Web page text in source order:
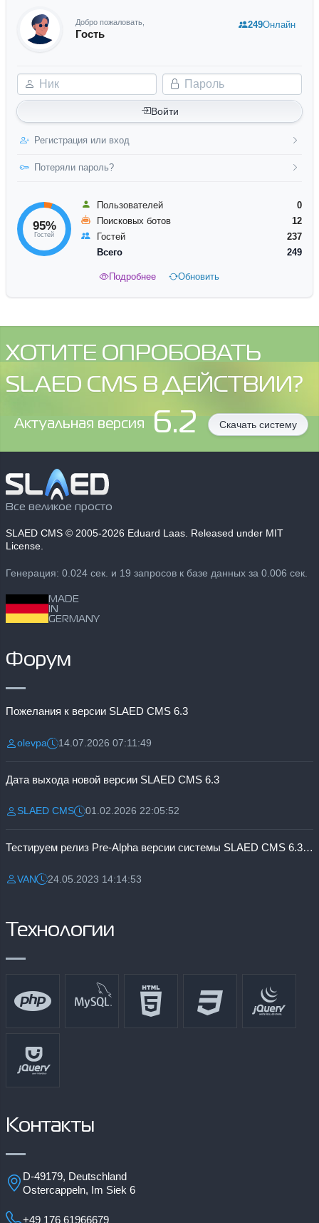
Добро пожаловать,
Гость
Ник Пароль
Войти
Регистрация или вход
Потеряли пароль?
249Онлайн
95%
Гостей
Пользователей
0
Поисковых ботов
12
Гостей
237
Всего
249
Подробнее Обновить
ХОТИТЕ ОПРОБОВАТЬ
SLAED CMS В ДЕЙСТВИИ?
Aктуальная версия 6.2 Скачать систему
Все великое просто
SLAED CMS © 2005-2026 Eduard Laas. Released under MIT
License.
Генерация: 0.024 сек. и 19 запросов к базе данных за 0.006 сек.
MADE
IN
GERMANY
Форум
Пожелания к версии SLAED CMS 6.3
Разместил:
olevpaДата:14.07.2026 07:11:49
Дата выхода новой версии SLAED CMS 6.3
Разместил:
SLAED CMSДата:01.02.2026 22:05:52
Тестируем релиз Pre-Alpha версии системы SLAED CMS 6.3 Pro
Разместил:
VANДата:24.05.2023 14:14:53
Технологии
Контакты
D-49179, Deutschland
Ostercappeln, Im Siek 6
+49 176 61966679